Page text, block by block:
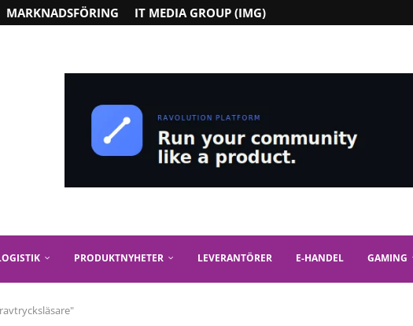
MARKNADSFÖRING IT MEDIA GROUP (IMG)
PRODUKTNYHETER LEVERANTÖRER E-HANDEL GAMING